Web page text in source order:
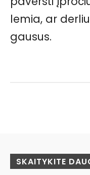
lemia, ar
gausus.
SKAITYKITE